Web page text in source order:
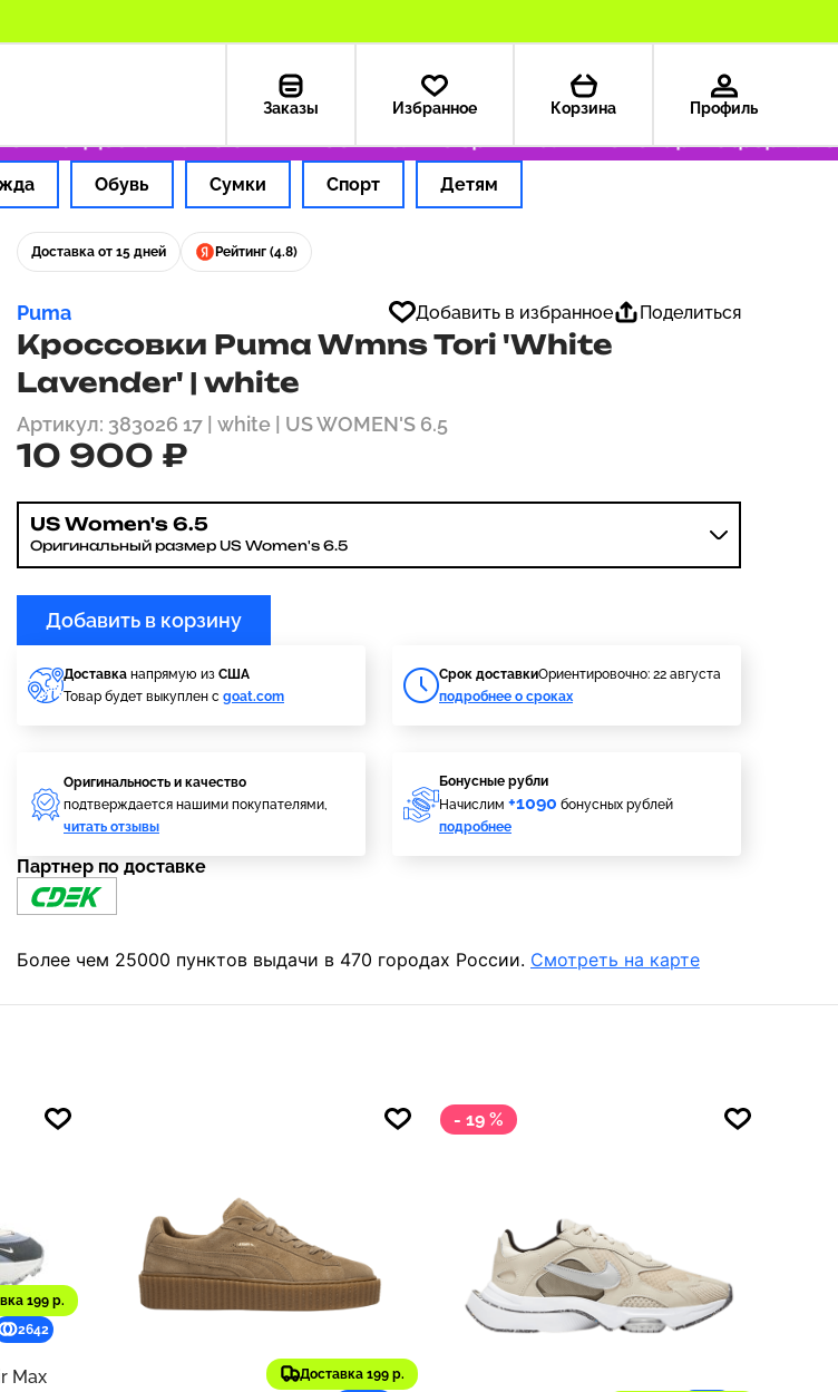
Заказы Избранное Корзина Профиль
РФ Доставка из США — 199 ₽ Только оригинальные товары Оформляем
Обувь Сумки Спорт Детям
Доставка от 15 дней Рейтинг (4.8)
Puma Добавить в избранное Поделиться
Кроссовки Puma Wmns Tori 'White
Lavender' | white
Артикул: 383026 17 | white | US WOMEN'S 6.5
10 900 ₽
US Women's 6.5
Оригинальный размер US Women's 6.5
Добавить в корзину
Доставка напрямую из США
Товар будет выкуплен с goat.com
Cрок доставкиОриентировочно: 22 августа
подробнее о сроках
Оригинальность и качество
подтверждается нашими покупателями,
читать отзывы
Бонусные рубли
Начислим +1090 бонусных рублей
подробнее
Партнер по доставке
Более чем 25000 пунктов выдачи в 470 городах России. Смотреть на карте
199 р.
2642
Max
Доставка 199 р.
- 19 %